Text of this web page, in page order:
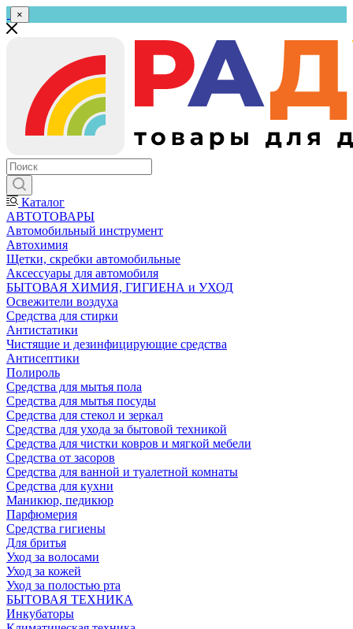
×
Каталог
АВТОТОВАРЫ
Автомобильный инструмент
Автохимия
Щетки, скребки автомобильные
Аксессуары для автомобиля
БЫТОВАЯ ХИМИЯ, ГИГИЕНА и УХОД
Освежители воздуха
Средства для стирки
Антистатики
Чистящие и дезинфицирующие средства
Антисептики
Полироль
Средства для мытья пола
Средства для мытья посуды
Средства для стекол и зеркал
Средства для ухода за бытовой техникой
Средства для чистки ковров и мягкой мебели
Средства от засоров
Средства для ванной и туалетной комнаты
Средства для кухни
Маникюр, педикюр
Парфюмерия
Средства гигиены
Для бритья
Уход за волосами
Уход за кожей
Уход за полостью рта
БЫТОВАЯ ТЕХНИКА
Инкубаторы